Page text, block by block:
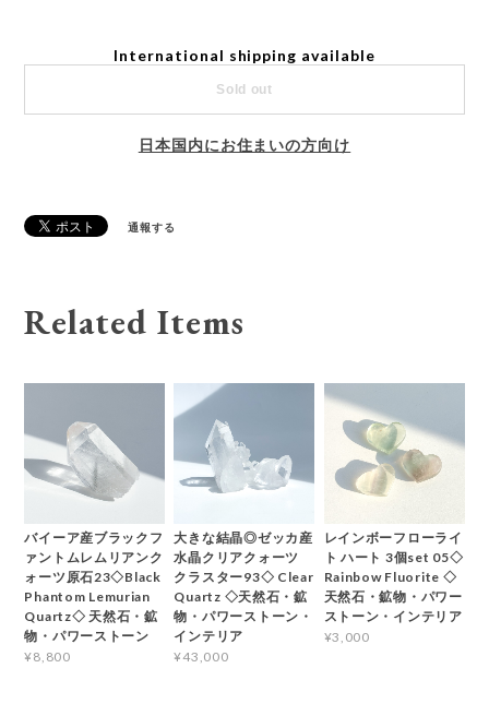
International shipping available
Sold out
日本国内にお住まいの方向け
通報する
Related Items
バイーア産ブラックフ
ァントムレムリアンク
ォーツ原石23◇Black
Phantom Lemurian
Quartz◇ 天然石・鉱
物・パワーストーン
¥8,800
大きな結晶◎ゼッカ産
水晶クリアクォーツ
クラスター93◇ Clear
Quartz ◇天然石・鉱
物・パワーストーン・
インテリア
¥43,000
レインボーフローライ
ト ハート 3個set 05◇
Rainbow Fluorite ◇
天然石・鉱物・パワー
ストーン・インテリア
¥3,000